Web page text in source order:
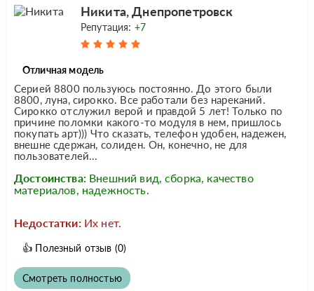
Никита, Днепропетровск
Репутация: +7
Отличная модель
Серией 8800 пользуюсь постоянно. До этого были
8800, луна, сирокко. Все работали без нареканий.
Сирокко отслужил верой и правдой 5 лет! Только по
причине поломки какого-то модуля в нем, пришлось
покупать арт))) Что сказать, телефон удобен, надежен,
внешне сдержан, солиден. Он, конечно, не для
пользователей...
Достоинства: Внешний вид, сборка, качество
материалов, надежность.
Недостатки: Их нет.
👍 Полезный отзыв (0)
Смотреть полностью